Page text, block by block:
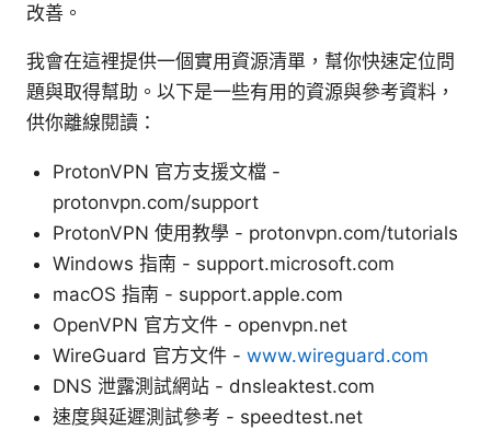
改善。
我會在這裡提供一個實用資源清單，幫你快速定位問
題與取得幫助。以下是一些有用的資源與參考資料，
供你離線閱讀：
ProtonVPN 官方支援文檔 -
protonvpn.com/support
ProtonVPN 使用教學 - protonvpn.com/tutorials
Windows 指南 - support.microsoft.com
macOS 指南 - support.apple.com
OpenVPN 官方文件 - openvpn.net
WireGuard 官方文件 - www.wireguard.com
DNS 泄露測試網站 - dnsleaktest.com
速度與延遲測試參考 - speedtest.net